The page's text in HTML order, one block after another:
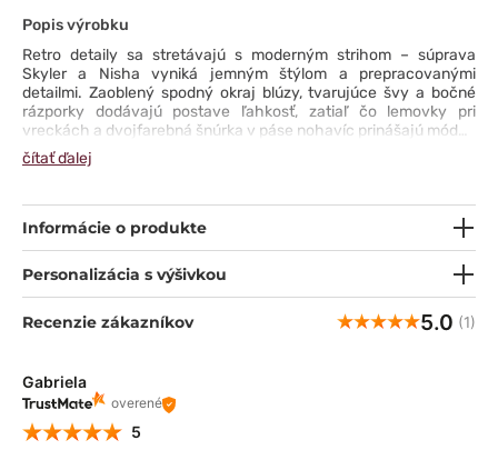
Popis výrobku
Retro detaily sa stretávajú s moderným strihom – súprava
Skyler a Nisha vyniká jemným štýlom a prepracovanými
detailmi. Zaoblený spodný okraj blúzy, tvarujúce švy a bočné
rázporky dodávajú postave ľahkosť, zatiaľ čo lemovky pri
vreckách a dvojfarebná šnúrka v páse nohavíc prinášajú módny
akcent. Rovné nohavice s vreckom typu cargo spájajú
funkčnosť s charakterom – päť praktických vreciek pojme
štvorsmerne elastická tkanina odvádza vlhkosť, zachováva
farbu a zaručuje pohodlie po celý deň. Táto kompletná súprava
je uniformou, ktorá sama o sebe priťahuje pohľady a umožňuje
čítať ďalej
Informácie o produkte
Personalizácia s výšivkou
Recenzie zákazníkov 5.0 (1)
Gabriela
overené
5